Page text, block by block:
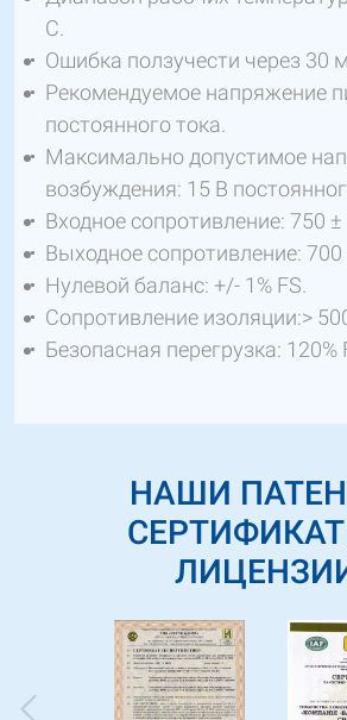
C.
Ошибка ползучести через 30
Рекомендуемое напряжение
постоянного тока.
Максимально допустимое
возбуждения: 15 В
Входное сопротивление: 750
Выходное сопротивление:
Нулевой баланс: +/- 1% FS.
Сопротивление изоляции:>
Безопасная перегрузка: 120%
НАШИ